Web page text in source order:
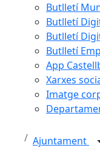
Butlletí
Butlletí
Butlletí
Butlletí
App
Xarxes
Imatge
Ajuntament